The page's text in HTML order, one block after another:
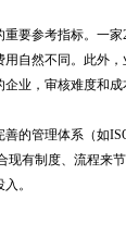
要参考指标。一
自然不同。此外
业，审核难度和成
的管理体系（如
现有制度、流程来
。